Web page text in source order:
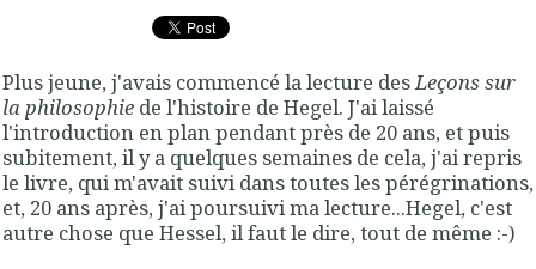
Plus jeune, j'avais commencé la lecture desLeçons sur
la philosophie de l'histoire de Hegel. J'ai laissé
l'introduction en plan pendant près de 20 ans, et puis
subitement, il y a quelques semaines de cela, j'ai repris
le livre, qui m'avait suivi dans toutes les pérégrinations,
et, 20 ans après, j'ai poursuivi ma lecture...Hegel, c'est
autre chose que Hessel, il faut le dire, tout de même :-)